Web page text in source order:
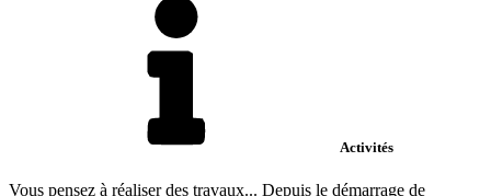
Activités
Vous pensez à réaliser des travaux... Depuis le démarrage de